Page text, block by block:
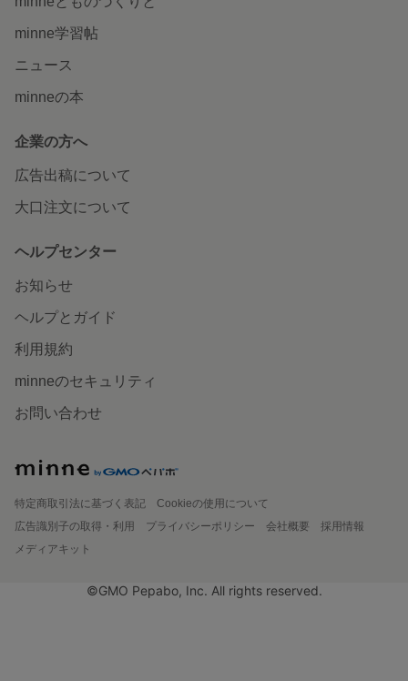
minne学習帖
ニュース
minneの本
企業の方へ
広告出稿について
大口注文について
ヘルプセンター
お知らせ
ヘルプとガイド
利用規約
minneのセキュリティ
お問い合わせ
特定商取引法に基づく表記
Cookieの使用について
広告識別子の取得・利用
プライバシーポリシー 会社概要
採用情報
メディアキット
©GMO Pepabo, Inc. All rights reserved.